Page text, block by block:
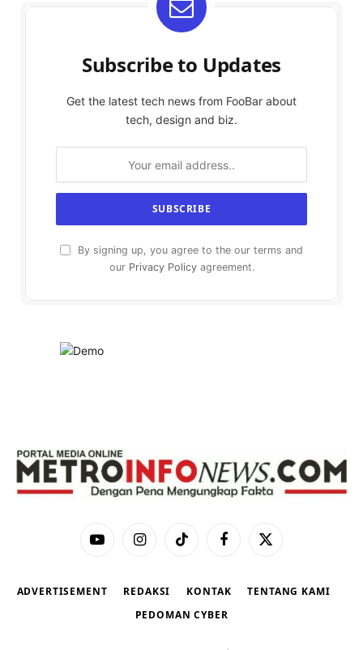
Subscribe to Updates
Get the latest tech news from FooBar about
tech, design and biz.
By signing up, you agree to the our terms and
our Privacy Policyagreement.
YouTubeInstagramTikTok Facebook
X
ADVERTISEMENT REDAKSI KONTAK
TENTANG KAMI
PEDOMAN CYBER